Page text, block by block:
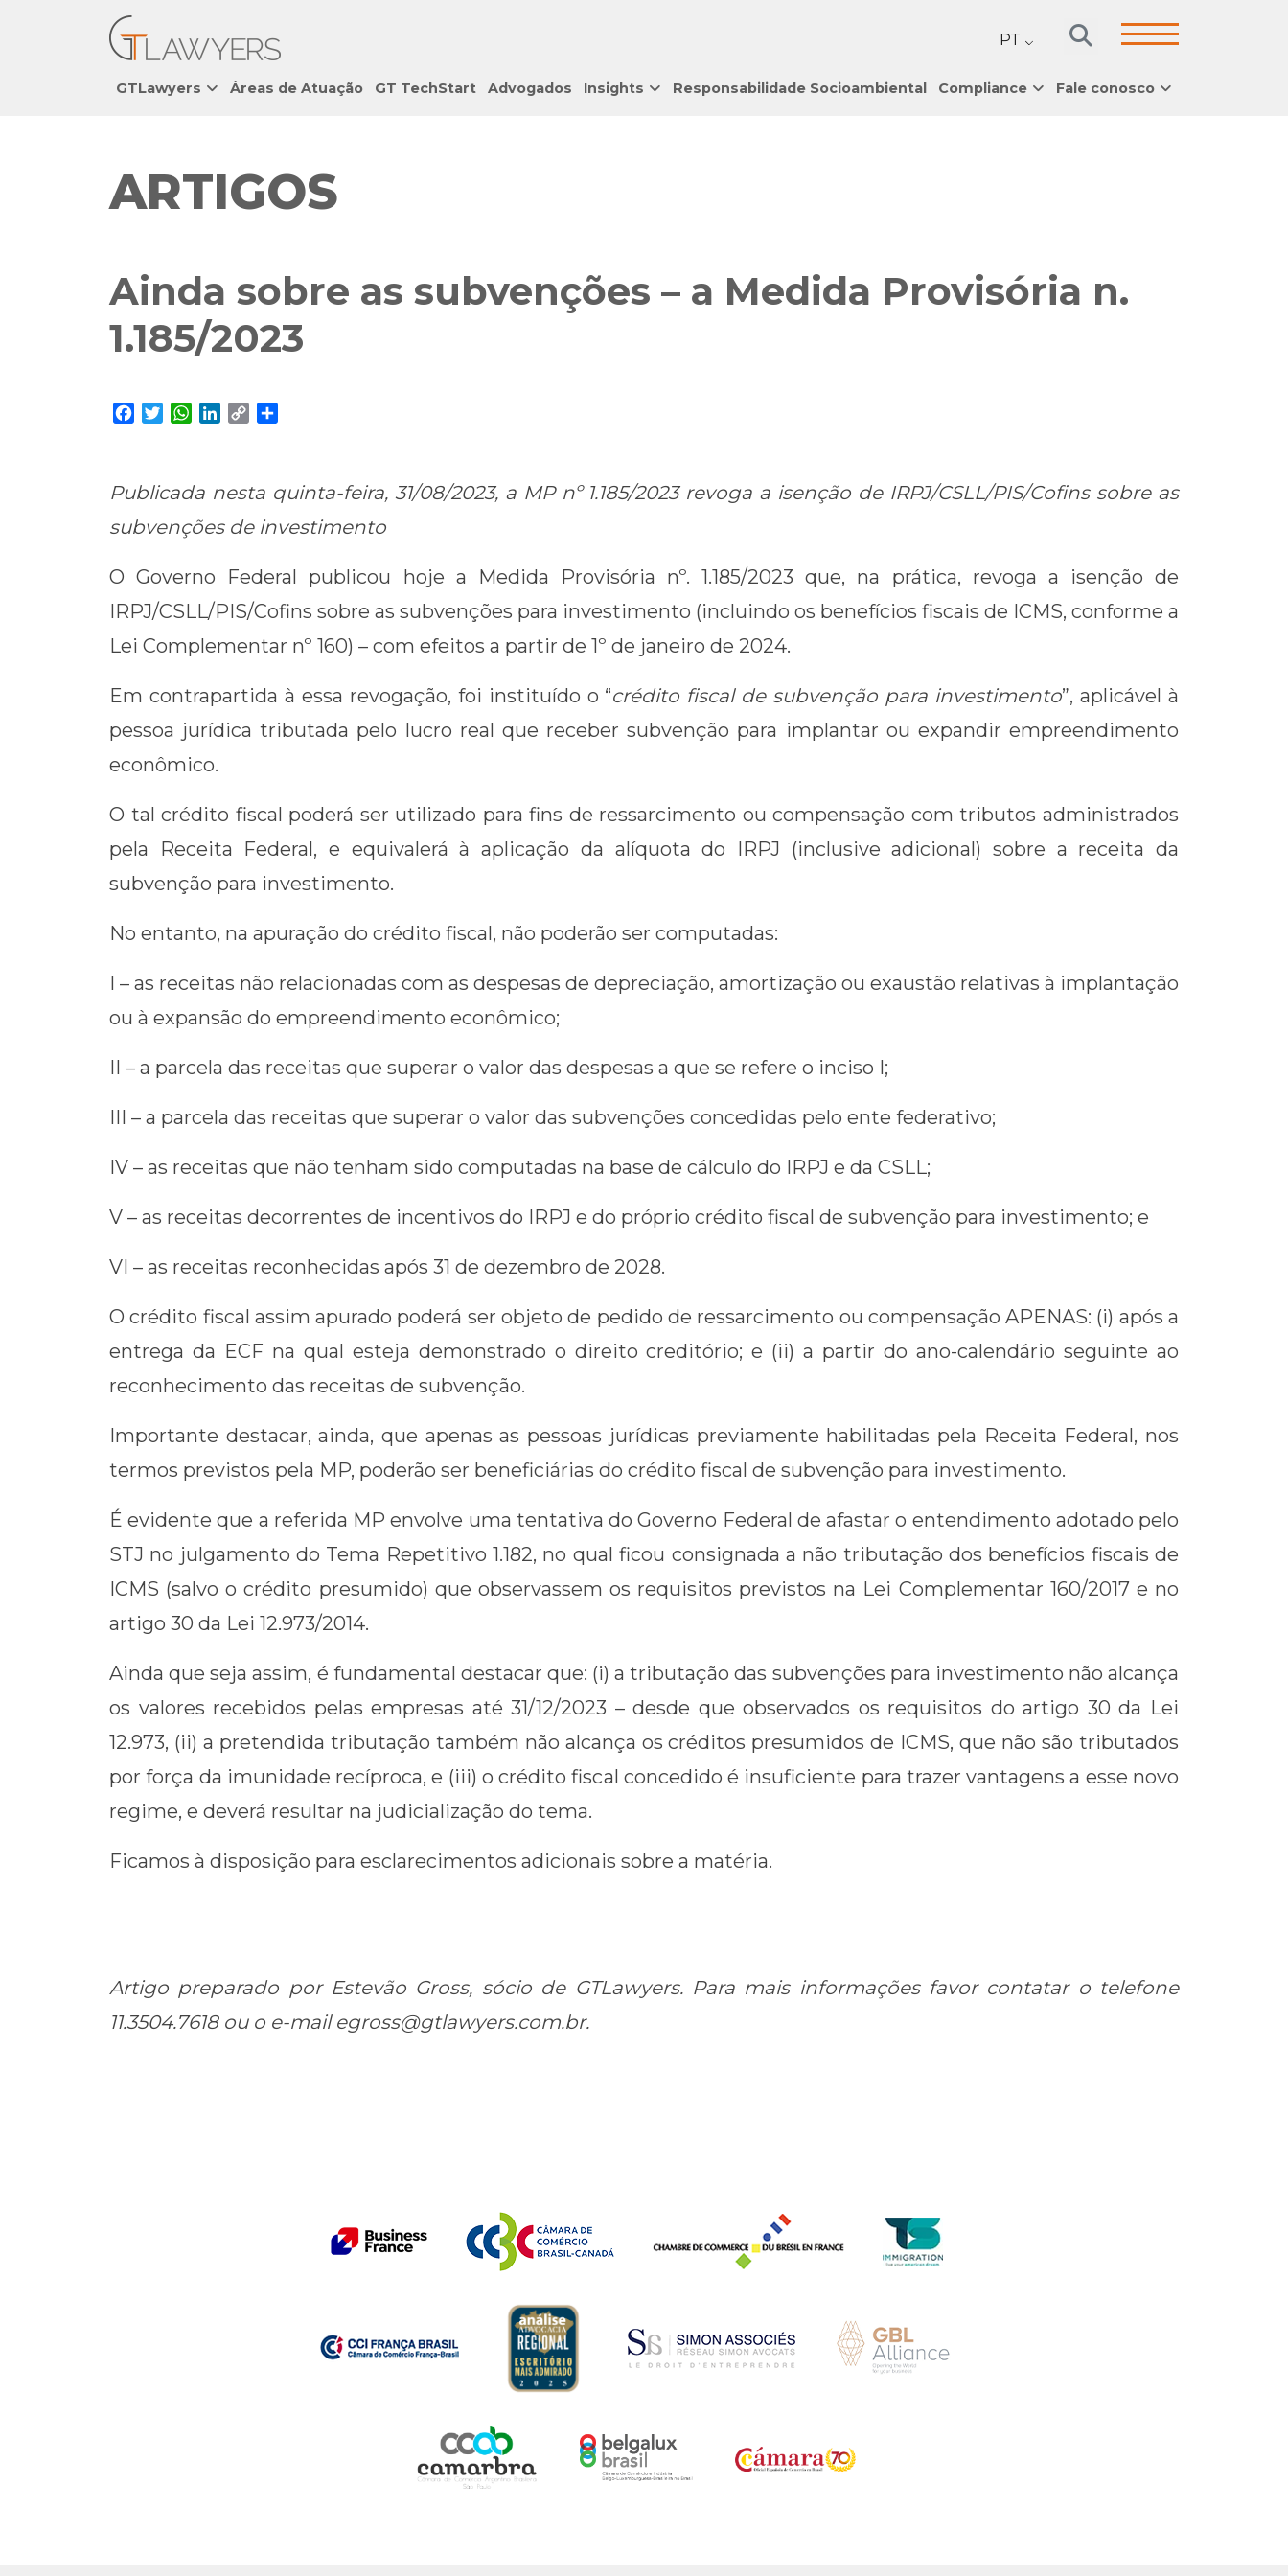
PT
GTLawyers Áreas de Atuação GT TechStart Advogados Insights Responsabilidade Socioambiental Compliance Fale conosco
ARTIGOS
Ainda sobre as subvenções – a Medida Provisória n.
1.185/2023
Facebook
TwitterWhatsApp
LinkedIn
Copy
Publicada nesta quinta-feira, 31/08/2023, a MP nº 1.185/2023 revoga a isenção de IRPJ/CSLL/PIS/Cofins sobre as
subvenções de investimento
O Governo Federal publicou hoje a Medida Provisória nº. 1.185/2023 que, na prática, revoga a isenção de
IRPJ/CSLL/PIS/Cofins sobre as subvenções para investimento (incluindo os benefícios fiscais de ICMS, conforme a
Lei Complementar nº 160) – com efeitos a partir de 1º de janeiro de 2024.
Em contrapartida à essa revogação, foi instituído o “crédito fiscal de subvenção para investimento”, aplicável à
pessoa jurídica tributada pelo lucro real que receber subvenção para implantar ou expandir empreendimento
econômico.
O tal crédito fiscal poderá ser utilizado para fins de ressarcimento ou compensação com tributos administrados
pela Receita Federal, e equivalerá à aplicação da alíquota do IRPJ (inclusive adicional) sobre a receita da
subvenção para investimento.
No entanto, na apuração do crédito fiscal, não poderão ser computadas:
I – as receitas não relacionadas com as despesas de depreciação, amortização ou exaustão relativas à implantação
ou à expansão do empreendimento econômico;
II – a parcela das receitas que superar o valor das despesas a que se refere o inciso I;
III – a parcela das receitas que superar o valor das subvenções concedidas pelo ente federativo;
IV – as receitas que não tenham sido computadas na base de cálculo do IRPJ e da CSLL;
V – as receitas decorrentes de incentivos do IRPJ e do próprio crédito fiscal de subvenção para investimento; e
VI – as receitas reconhecidas após 31 de dezembro de 2028.
O crédito fiscal assim apurado poderá ser objeto de pedido de ressarcimento ou compensação APENAS: (i) após a
entrega da ECF na qual esteja demonstrado o direito creditório; e (ii) a partir do ano-calendário seguinte ao
reconhecimento das receitas de subvenção.
Importante destacar, ainda, que apenas as pessoas jurídicas previamente habilitadas pela Receita Federal, nos
termos previstos pela MP, poderão ser beneficiárias do crédito fiscal de subvenção para investimento.
É evidente que a referida MP envolve uma tentativa do Governo Federal de afastar o entendimento adotado pelo
STJ no julgamento do Tema Repetitivo 1.182, no qual ficou consignada a não tributação dos benefícios fiscais de
ICMS (salvo o crédito presumido) que observassem os requisitos previstos na Lei Complementar 160/2017 e no
artigo 30 da Lei 12.973/2014.
Ainda que seja assim, é fundamental destacar que: (i) a tributação das subvenções para investimento não alcança
os valores recebidos pelas empresas até 31/12/2023 – desde que observados os requisitos do artigo 30 da Lei
12.973, (ii) a pretendida tributação também não alcança os créditos presumidos de ICMS, que não são tributados
por força da imunidade recíproca, e (iii) o crédito fiscal concedido é insuficiente para trazer vantagens a esse novo
regime, e deverá resultar na judicialização do tema.
Ficamos à disposição para esclarecimentos adicionais sobre a matéria.
Artigo preparado por Estevão Gross, sócio de GTLawyers. Para mais informações favor contatar o telefone
11.3504.7618 ou o e-mail egross@gtlawyers.com.br.